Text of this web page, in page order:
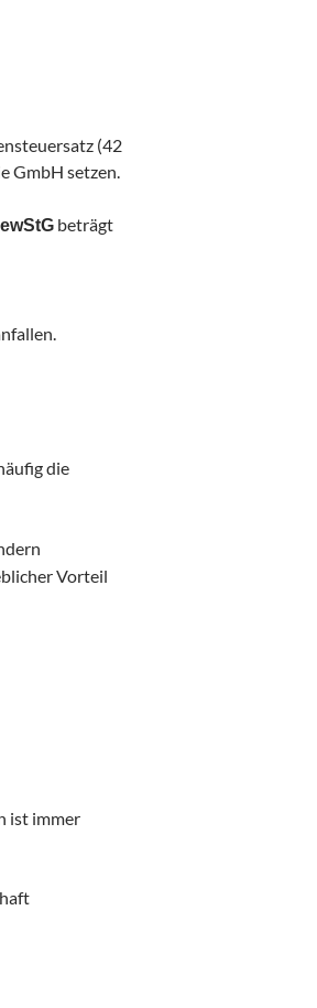
(42
GmbH setzen.
beträgt
die
Vorteil
ist immer